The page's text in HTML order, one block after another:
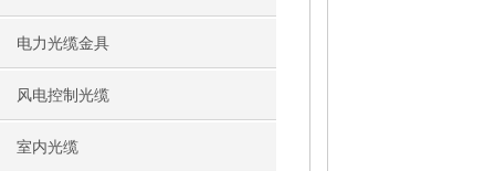
电力光缆金具
风电控制光缆
室内光缆